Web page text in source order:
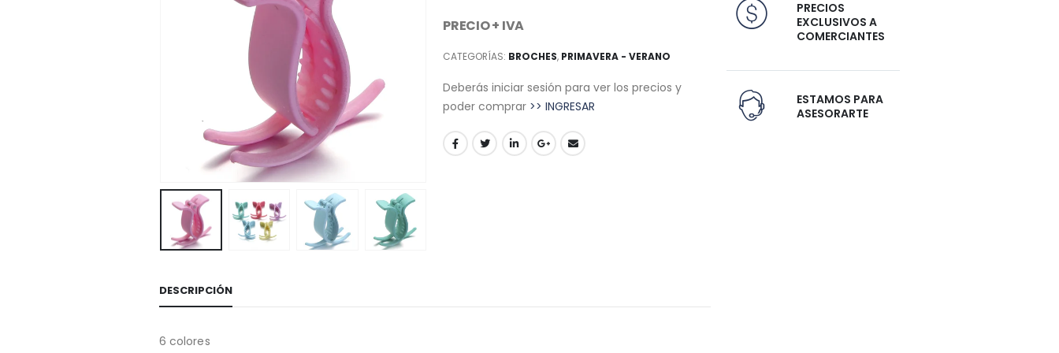
PRECIO + IVA
CATEGORÍAS: BROCHES, PRIMAVERA - VERANO
Deberás iniciar sesión para ver los precios y
poder comprar >> INGRESAR
DESCRIPCIÓN
6 colores
PRECIOS
EXCLUSIVOS A
COMERCIANTES
ESTAMOS PARA
ASESORARTE